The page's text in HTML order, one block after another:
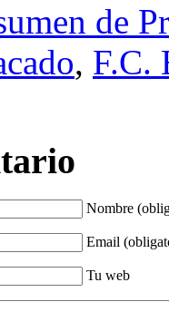
de
, F.C.
Nombre
Email
Tu web